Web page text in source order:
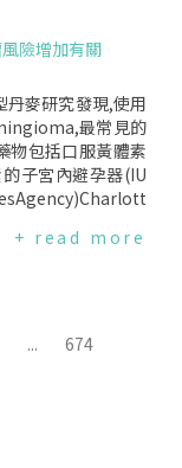
養方面,部分研究
保護皮膚細胞免
會發麻？不少人在
表示,這是因為鳳梨
刺激口腔表面所致,
所有人嗎？整體而
為均衡飲食的一部
重胃食道逆流症狀.
一系列實驗,測試
究團隊利用動作
戴四磅重的手腕
寫.在單純伸手的動
致相同.即使增加負
這需要更高的控
一側.第二項實驗要
全消失了.正如預
表示,這些結果或
習與處理精細動作
險增加有關
麥研究發現,使用
最常見的
物包括口服黃體素
子宮內避孕器(IU
藥5年後額外風險
黃體素避孕藥者,
齡愈高,風險也愈
+ read more
...
674